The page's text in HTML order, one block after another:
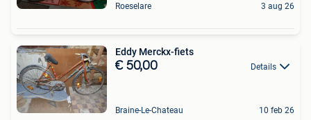
Roeselare 3 aug 26
Eddy Merckx-fiets
€ 50,00 Details
Braine-Le-Chateau 10 feb 26